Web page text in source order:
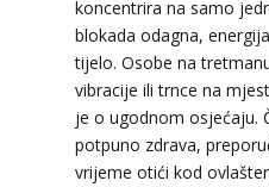
koncentrira na samo
blokada odagna,
tijelo. Osobe na
vibracije ili trnce na
je o ugodnom osjećaju.
potpuno zdrava,
vrijeme otići kod
TEHNIKE:sudbinske
Broj tel:
tel:0,93€ -